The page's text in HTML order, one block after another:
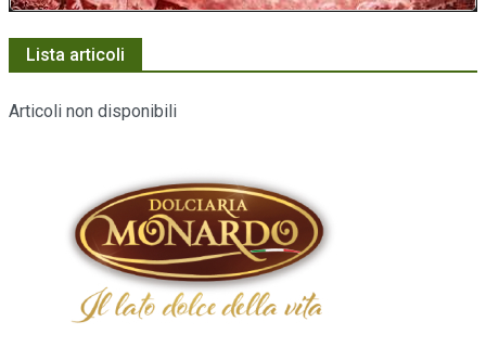
Lista articoli
Articoli non disponibili